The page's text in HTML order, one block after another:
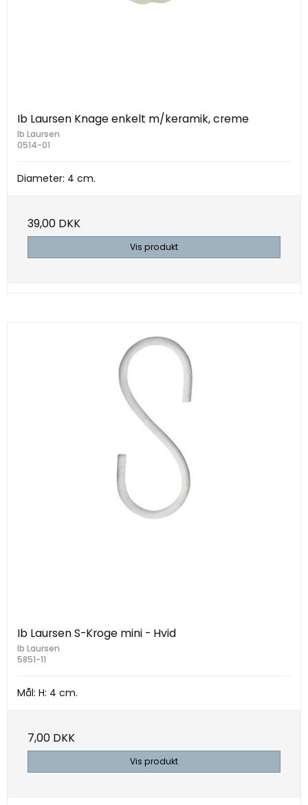
Ib Laursen Knage enkelt m/keramik, creme
Ib Laursen
0514-01
Diameter: 4 cm.
39,00 DKK
Vis produkt
Ib Laursen S-Kroge mini - Hvid
Ib Laursen
5851-11
Mål: H: 4 cm.
7,00 DKK
Vis produkt